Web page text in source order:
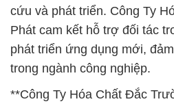
cứu và phát triển. Công Ty
Phát cam kết hỗ trợ đối tác
phát triển ứng dụng mới,
trong ngành công nghiệp.
**Công Ty Hóa Chất Đắc